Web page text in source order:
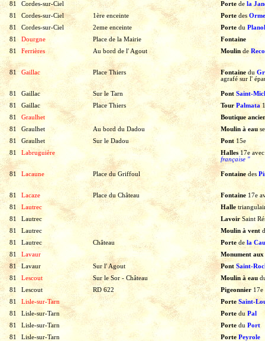
81
Cordes-sur-Ciel Porte de la
81
Cordes-sur-Ciel 1ère enceinte Porte des
81
Cordes-sur-Ciel 2eme enceinte Porte du Planol
81
Dourgne Place de la Mairie
Fontaine
81
Ferrières Au bord de l' Agout Moulinde
81 Gaillac Place Thiers Fontaine du
agrafé sur l'
81 Gaillac Sur le Tarn Pont Saint-
81
Gaillac Place Thiers Tour Palmata
81
Graulhet
Boutique
81
Graulhet Au bord du Dadou Moulin à eau
81
Graulhet Sur le Dadou Pont 15e
81
Labruguière Halles 17e avec
française "
81 Lacaune Place du Griffoul Fontaine des
81 Lacaze Place du Château Fontaine 17e
81
Lautrec Halle
81
Lautrec Lavoir Saint
81
Lautrec Moulin à vent
81
Lautrec Château Porte de la
81
Lavaur
Monument
81
Lavaur Sur l' Agout Pont Saint-
81
Lescout Sur le Sor - Château Moulin à eau
81
Lescout RD 622 Pigeonnier 17e
81
Lisle-sur-Tarn Porte Saint-
81
Lisle-sur-Tarn Porte du Pal
81
Lisle-sur-Tarn Porte du Port
81
Lisle-sur-Tarn Porte Peyrole